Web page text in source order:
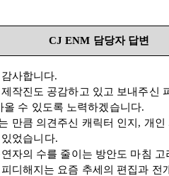
CJ ENM 담당자 답변
사합니다.
작진도 공감하고 있고 보내주신
올 수 있도록 노력하겠습니다.
만큼 의견주신 캐릭터 인지 , 개인
었습니다.
자의 수를 줄이는 방안도 마침
디해지는 요즘 추세의 편집과 전